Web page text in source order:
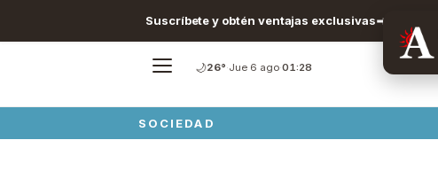
Suscríbete y obtén ventajas exclusivas
🌙26°·Jue 6 ago·01:28
SOCIEDAD